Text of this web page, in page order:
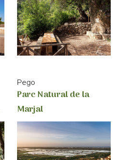
Pego
Parc Natural de la
Marjal